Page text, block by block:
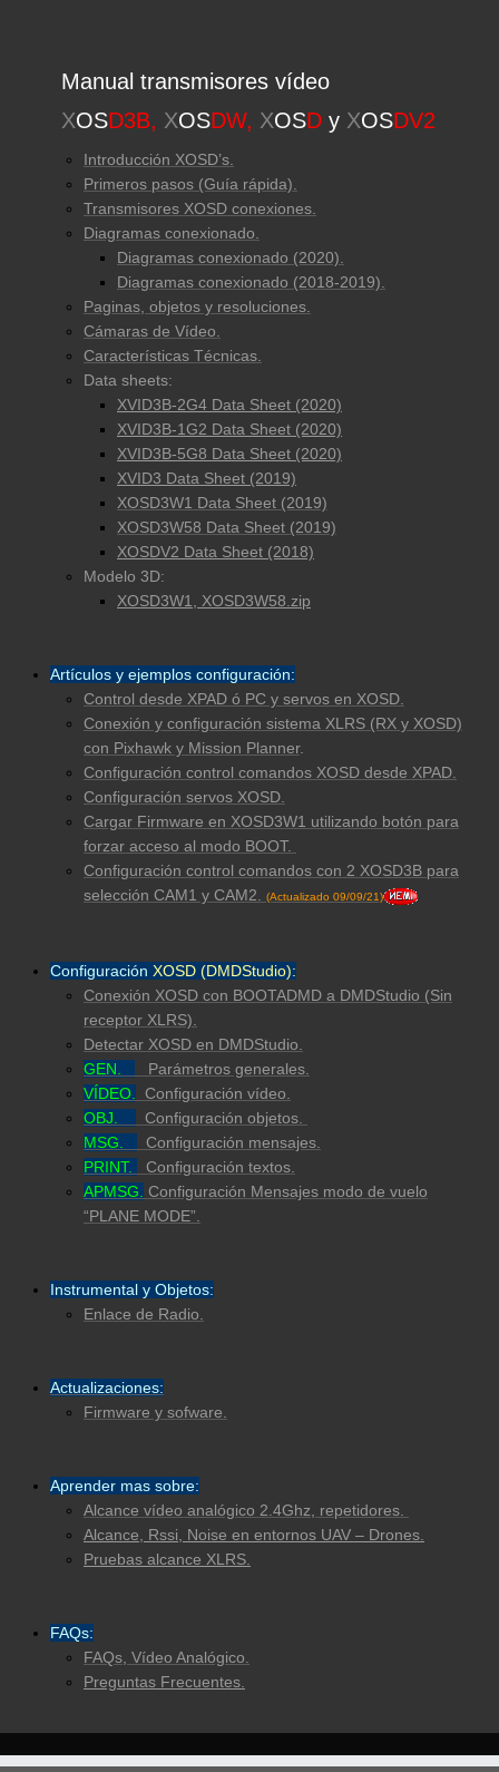
Manual transmisores vídeo
XOSD3B, XOSDW, XOSD y XOSDV2
Introducción XOSD’s.
Primeros pasos (Guía rápida).
Transmisores XOSD conexiones.
Diagramas conexionado.
Diagramas conexionado (2020).
Diagramas conexionado (2018-2019).
Paginas, objetos y resoluciones.
Cámaras de Vídeo.
Características Técnicas.
Data sheets:
XVID3B-2G4 Data Sheet (2020)
XVID3B-1G2 Data Sheet (2020)
XVID3B-5G8 Data Sheet (2020)
XVID3 Data Sheet (2019)
XOSD3W1 Data Sheet (2019)
XOSD3W58 Data Sheet (2019)
XOSDV2 Data Sheet (2018)
Modelo 3D:
XOSD3W1, XOSD3W58.zip
Artículos y ejemplos configuración:
Control desde XPAD ó PC y servos en XOSD.
Conexión y configuración sistema XLRS (RX y XOSD)
con Pixhawk y Mission Planner.
Configuración control comandos XOSD desde XPAD.
Configuración servos XOSD.
Cargar Firmware en XOSD3W1 utilizando botón para
forzar acceso al modo BOOT.
Configuración control comandos con 2 XOSD3B para
selección CAM1 y CAM2.
(Actualizado 09/09/21)
Configuración XOSD (DMDStudio):
Conexión XOSD con BOOTADMD a DMDStudio (Sin
receptor XLRS).
Detectar XOSD en DMDStudio.
GEN.
Parámetros generales.
VÍDEO.
Configuración vídeo.
OBJ.
Configuración objetos.
MSG.
Configuración mensajes.
PRINT.
Configuración textos.
APMSG. Configuración Mensajes modo de vuelo
“PLANE MODE”.
Instrumental y Objetos:
Enlace de Radio.
Actualizaciones:
Firmware y sofware.
Aprender mas sobre:
Alcance vídeo analógico 2.4Ghz, repetidores.
Alcance, Rssi, Noise en entornos UAV – Drones.
Pruebas alcance XLRS.
FAQs:
FAQs, Vídeo Analógico.
Preguntas Frecuentes.